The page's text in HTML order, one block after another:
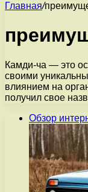
Главная/
Камди-ча — это
своими
влиянием на
получил свое
Обзор